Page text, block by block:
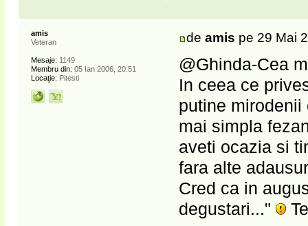
deamis pe 29 Mai
@Ghinda-Cea
In ceea ce
putine
mai simpla
aveti ocazia si
fara alte
Cred ca in
degustari..."
amis
Veteran
Mesaje: 1149
Membru din: 05 Ian 2006, 20:51
Locaţie: Pitesti